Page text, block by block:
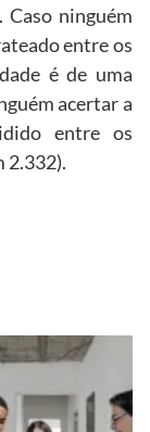
Caso ninguém
entre os
é de uma
acertar a
entre os
2.332).